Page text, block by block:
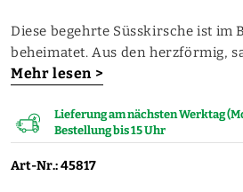
Diese begehrte Süsskirsche ist im
beheimatet. Aus den herzförmig,
Mehr lesen >
Lieferung am nächsten Werktag
Bestellung bis 15 Uhr
Art-Nr.: 45817